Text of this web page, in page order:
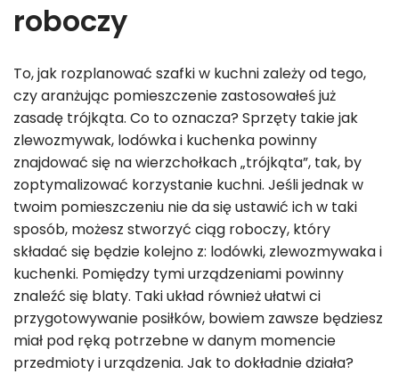
roboczy
To, jak rozplanować szafki w kuchni zależy od tego,
czy aranżując pomieszczenie zastosowałeś już
zasadę trójkąta. Co to oznacza? Sprzęty takie jak
zlewozmywak, lodówka i kuchenka powinny
znajdować się na wierzchołkach „trójkąta”, tak, by
zoptymalizować korzystanie kuchni. Jeśli jednak w
twoim pomieszczeniu nie da się ustawić ich w taki
sposób, możesz stworzyć ciąg roboczy, który
składać się będzie kolejno z: lodówki, zlewozmywaka i
kuchenki. Pomiędzy tymi urządzeniami powinny
znaleźć się blaty. Taki układ również ułatwi ci
przygotowywanie posiłków, bowiem zawsze będziesz
miał pod ręką potrzebne w danym momencie
przedmioty i urządzenia. Jak to dokładnie działa?